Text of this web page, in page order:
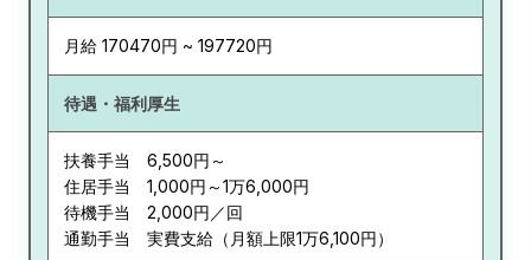
月給 170470円 ~ 197720円
待遇・福利厚生
扶養手当 6,500円～
住居手当 1,000円～1万6,000円
待機手当 2,000円／回
通勤手当 実費支給（月額上限1万6,100円）